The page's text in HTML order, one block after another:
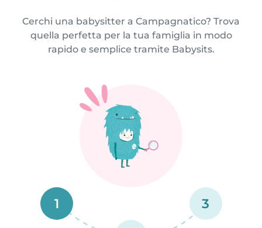
Cerchi una babysitter a Campagnatico? Trova
quella perfetta per la tua famiglia in modo
rapido e semplice tramite Babysits.
1 3